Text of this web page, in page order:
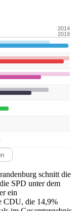
2014
2019
schnitt die
SPD unter dem
ein
CDU, die 14,9%